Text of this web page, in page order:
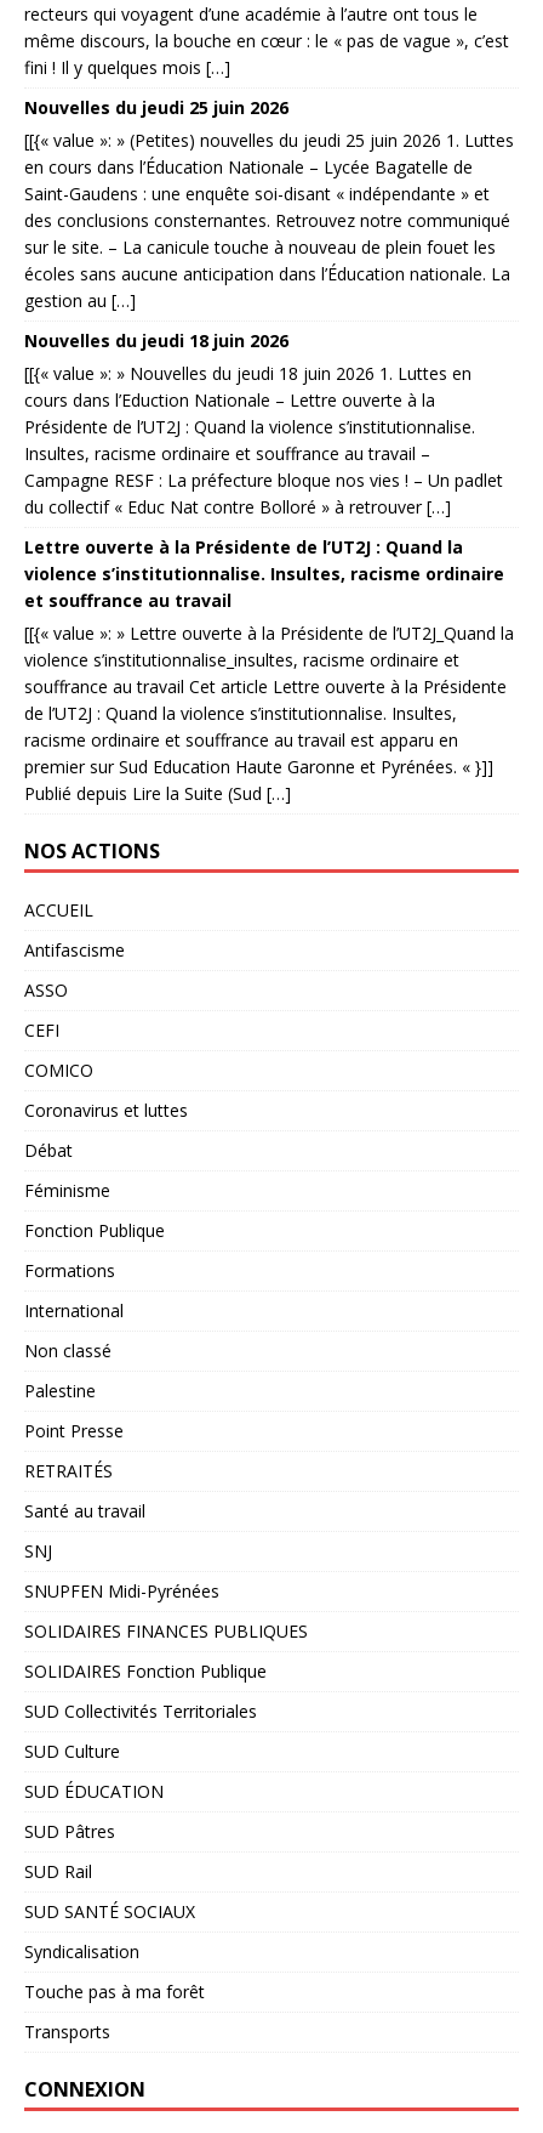
recteurs qui voyagent d’une académie à l’autre ont tous le
même discours, la bouche en cœur : le « pas de vague », c’est
fini ! Il y quelques mois […]
Nouvelles du jeudi 25 juin 2026
[[{« value »: » (Petites) nouvelles du jeudi 25 juin 2026 1. Luttes
en cours dans l’Éducation Nationale – Lycée Bagatelle de
Saint-Gaudens : une enquête soi-disant « indépendante » et
des conclusions consternantes. Retrouvez notre communiqué
sur le site. – La canicule touche à nouveau de plein fouet les
écoles sans aucune anticipation dans l’Éducation nationale. La
gestion au […]
Nouvelles du jeudi 18 juin 2026
[[{« value »: » Nouvelles du jeudi 18 juin 2026 1. Luttes en
cours dans l’Eduction Nationale – Lettre ouverte à la
Présidente de l’UT2J : Quand la violence s’institutionnalise.
Insultes, racisme ordinaire et souffrance au travail –
Campagne RESF : La préfecture bloque nos vies ! – Un padlet
du collectif « Educ Nat contre Bolloré » à retrouver […]
Lettre ouverte à la Présidente de l’UT2J : Quand la
violence s’institutionnalise. Insultes, racisme ordinaire
et souffrance au travail
[[{« value »: » Lettre ouverte à la Présidente de l’UT2J_Quand la
violence s’institutionnalise_insultes, racisme ordinaire et
souffrance au travail Cet article Lettre ouverte à la Présidente
de l’UT2J : Quand la violence s’institutionnalise. Insultes,
racisme ordinaire et souffrance au travail est apparu en
premier sur Sud Education Haute Garonne et Pyrénées. « }]]
Publié depuis Lire la Suite (Sud […]
NOS ACTIONS
ACCUEIL
Antifascisme
ASSO
CEFI
COMICO
Coronavirus et luttes
Débat
Féminisme
Fonction Publique
Formations
International
Non classé
Palestine
Point Presse
RETRAITÉS
Santé au travail
SNJ
SNUPFEN Midi-Pyrénées
SOLIDAIRES FINANCES PUBLIQUES
SOLIDAIRES Fonction Publique
SUD Collectivités Territoriales
SUD Culture
SUD ÉDUCATION
SUD Pâtres
SUD Rail
SUD SANTÉ SOCIAUX
Syndicalisation
Touche pas à ma forêt
Transports
CONNEXION